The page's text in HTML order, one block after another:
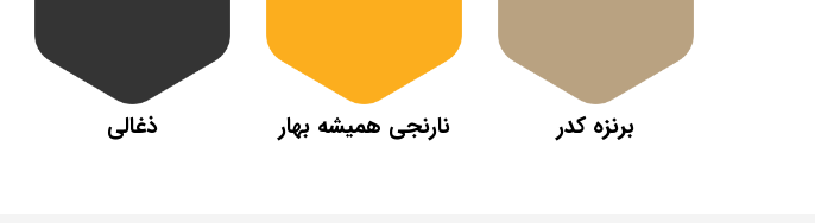
برنزه کدر نارنجی همیشه بهار ذغالی